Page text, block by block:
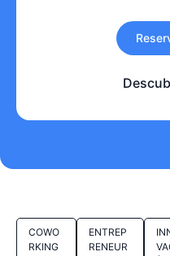
COWO
RKING
ENTREP
RENEUR